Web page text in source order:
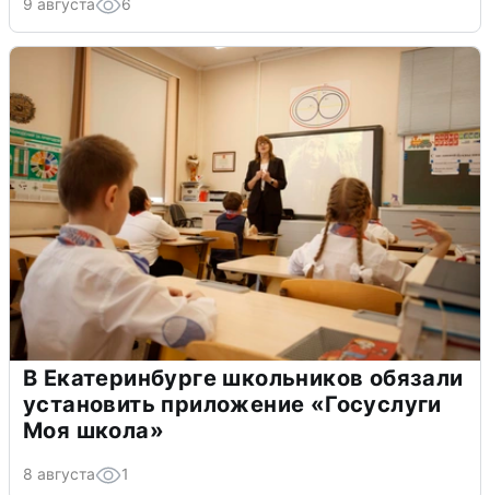
9 августа 6
В Екатеринбурге школьников обязали
установить приложение «Госуслуги
Моя школа»
8 августа 1